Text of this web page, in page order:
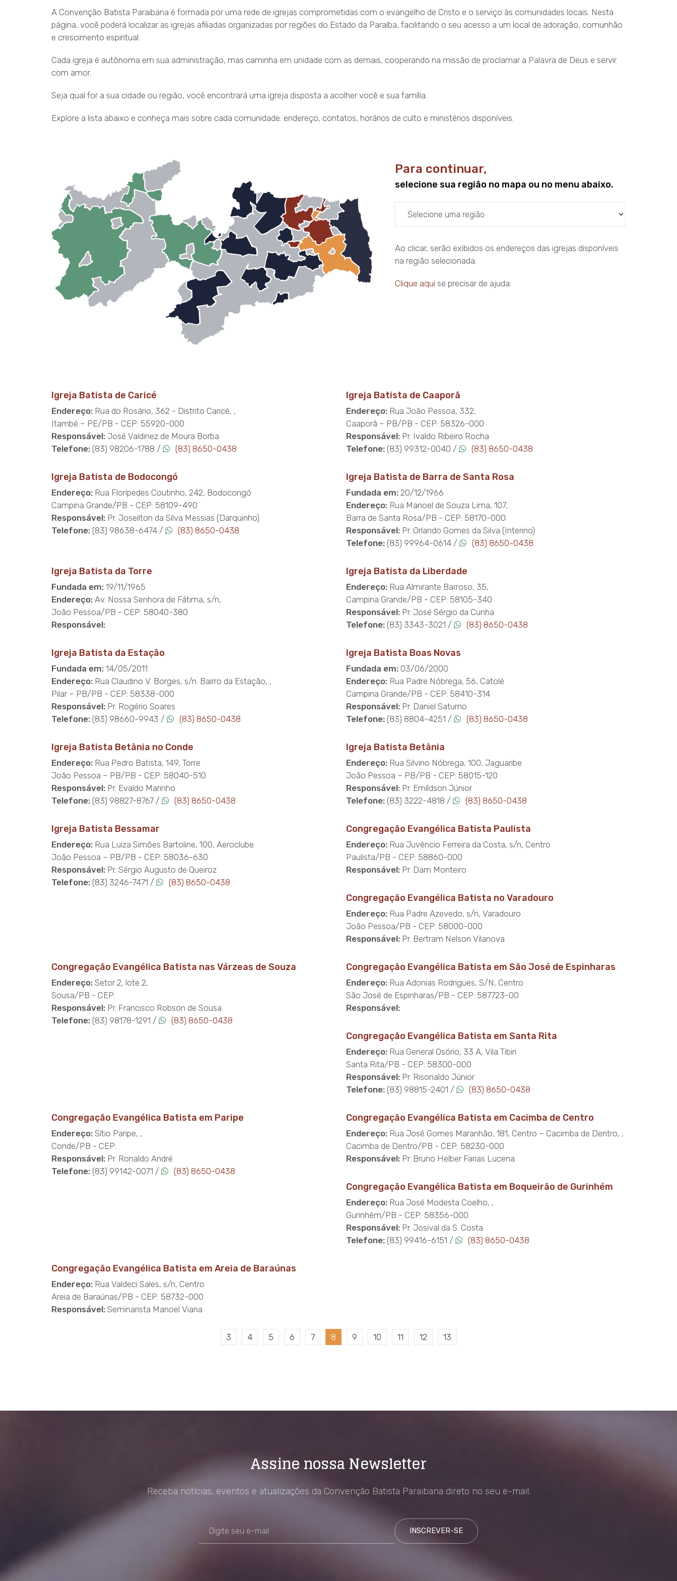
A Convenção Batista Paraibana é formada por uma rede de igrejas comprometidas com o evangelho de Cristo e o serviço às comunidades locais. Nesta
página, você poderá localizar as igrejas afiliadas organizadas por regiões do Estado da Paraíba, facilitando o seu acesso a um local de adoração, comunhão
e crescimento espiritual.
Cada igreja é autônoma em sua administração, mas caminha em unidade com as demais, cooperando na missão de proclamar a Palavra de Deus e servir
com amor.
Seja qual for a sua cidade ou região, você encontrará uma igreja disposta a acolher você e sua família.
Explore a lista abaixo e conheça mais sobre cada comunidade: endereço, contatos, horários de culto e ministérios disponíveis.
Para continuar,
selecione sua região no mapa ou no menu abaixo.
Ao clicar, serão exibidos os endereços das igrejas disponíveis
na região selecionada.
Clique aqui se precisar de ajuda.
Igreja Batista de Caricé
Endereço: Rua do Rosário, 362 - Distrito Caricé, ,
Itambé – PE/PB - CEP: 55920-000
Responsável: José Valdinez de Moura Borba
Telefone: (83) 98206-1788 / (83) 8650-0438
Igreja Batista de Caaporã
Endereço: Rua João Pessoa, 332,
Caaporã – PB/PB - CEP: 58326-000
Responsável: Pr. Ivaldo Ribeiro Rocha
Telefone: (83) 99312-0040 / (83) 8650-0438
Igreja Batista de Bodocongó
Endereço: Rua Florípedes Coutinho, 242, Bodocongó
Campina Grande/PB - CEP: 58109-490
Responsável: Pr. Joseilton da Silva Messias (Darquinho)
Telefone: (83) 98638-6474 / (83) 8650-0438
Igreja Batista de Barra de Santa Rosa
Fundada em: 20/12/1966
Endereço: Rua Manoel de Souza Lima, 107,
Barra de Santa Rosa/PB - CEP: 58170-000
Responsável: Pr. Orlando Gomes da Silva (Interino)
Telefone: (83) 99964-0614 / (83) 8650-0438
Igreja Batista da Torre
Fundada em: 19/11/1965
Endereço: Av. Nossa Senhora de Fátima, s/n,
João Pessoa/PB - CEP: 58040-380
Responsável:
Igreja Batista da Liberdade
Endereço: Rua Almirante Barroso, 35,
Campina Grande/PB - CEP: 58105-340
Responsável: Pr. José Sérgio da Cunha
Telefone: (83) 3343-3021 / (83) 8650-0438
Igreja Batista da Estação
Fundada em: 14/05/2011
Endereço: Rua Claudino V. Borges, s/n. Bairro da Estação, ,
Pilar – PB/PB - CEP: 58338-000
Responsável: Pr. Rogério Soares
Telefone: (83) 98660-9943 / (83) 8650-0438
Igreja Batista Boas Novas
Fundada em: 03/06/2000
Endereço: Rua Padre Nóbrega, 56, Catolé
Campina Grande/PB - CEP: 58410-314
Responsável: Pr. Daniel Saturno
Telefone: (83) 8804-4251 / (83) 8650-0438
Igreja Batista Betânia no Conde
Endereço: Rua Pedro Batista, 149, Torre
João Pessoa – PB/PB - CEP: 58040-510
Responsável: Pr. Evaldo Marinho
Telefone: (83) 98827-8767 / (83) 8650-0438
Igreja Batista Betânia
Endereço: Rua Silvino Nóbrega, 100, Jaguaribe
João Pessoa – PB/PB - CEP: 58015-120
Responsável: Pr. Emíldson Júnior
Telefone: (83) 3222-4818 / (83) 8650-0438
Igreja Batista Bessamar
Endereço: Rua Luiza Simões Bartoline, 100, Aeroclube
João Pessoa – PB/PB - CEP: 58036-630
Responsável: Pr. Sérgio Augusto de Queiroz
Telefone: (83) 3246-7471 / (83) 8650-0438
Congregação Evangélica Batista Paulista
Endereço: Rua Juvêncio Ferreira da Costa, s/n, Centro
Paulista/PB - CEP: 58860-000
Responsável: Pr. Dam Monteiro
Congregação Evangélica Batista no Varadouro
Endereço: Rua Padre Azevedo, s/n, Varadouro
João Pessoa/PB - CEP: 58000-000
Responsável: Pr. Bertram Nelson Vilanova
Congregação Evangélica Batista nas Várzeas de Souza
Endereço: Setor 2, lote 2,
Sousa/PB - CEP:
Responsável: Pr. Francisco Robson de Sousa
Telefone: (83) 98178-1291 / (83) 8650-0438
Congregação Evangélica Batista em São José de Espinharas
Endereço: Rua Adonias Rodrigues, S/N, Centro
São José de Espinharas/PB - CEP: 587723-00
Responsável:
Congregação Evangélica Batista em Santa Rita
Endereço: Rua General Osório, 33 A, Vila Tibiri
Santa Rita/PB - CEP: 58300-000
Responsável: Pr. Risonaldo Júnior
Telefone: (83) 98815-2401 / (83) 8650-0438
Congregação Evangélica Batista em Paripe
Endereço: Sítio Paripe, ,
Conde/PB - CEP:
Responsável: Pr. Ronaldo André
Telefone: (83) 99142-0071 / (83) 8650-0438
Congregação Evangélica Batista em Cacimba de Centro
Endereço: Rua José Gomes Maranhão, 181, Centro – Cacimba de Dentro, ,
Cacimba de Dentro/PB - CEP: 58230-000
Responsável: Pr. Bruno Helber Farias Lucena
Congregação Evangélica Batista em Boqueirão de Gurinhém
Endereço: Rua José Modesta Coelho, ,
Gurinhém/PB - CEP: 58356-000
Responsável: Pr. Josival da S. Costa
Telefone: (83) 99416-6151 / (83) 8650-0438
Congregação Evangélica Batista em Areia de Baraúnas
Endereço: Rua Valdeci Sales, s/n, Centro
Areia de Baraúnas/PB - CEP: 58732-000
Responsável: Seminarista Manoel Viana
3 4 5 6 7 8 9 10 11 12 13
Assine nossa Newsletter
Receba notícias, eventos e atualizações da Convenção Batista Paraibana direto no seu e-mail.
INSCREVER-SE